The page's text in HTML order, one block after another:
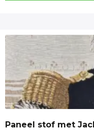
Paneel stof met